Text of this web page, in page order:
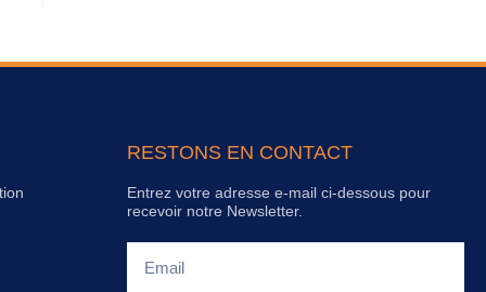
RESTONS EN CONTACT
Entrez votre adresse e-mail ci-dessous pour
recevoir notre Newsletter.